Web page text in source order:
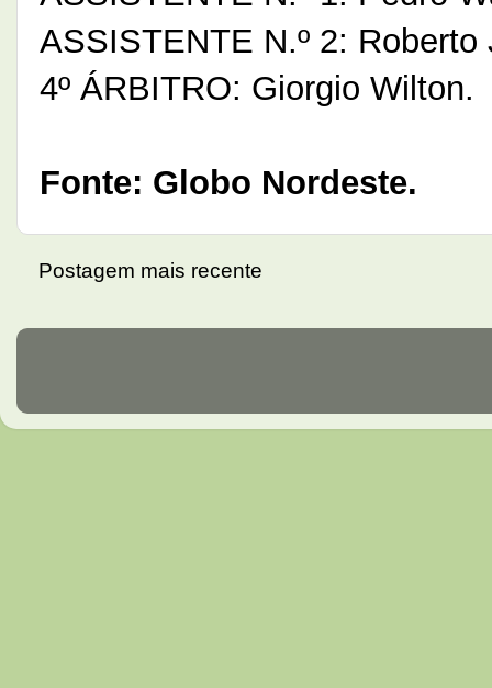
ASSISTENTE N.º 2: Roberto
4º ÁRBITRO: Giorgio Wilton.
Fonte: Globo Nordeste.
Postagem mais recente